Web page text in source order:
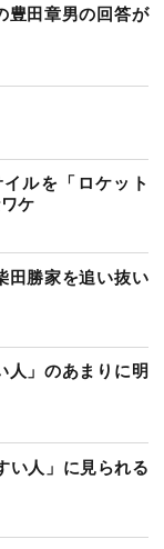
豊田章男の回答が
ルを「ロケット
ケ
勝家を追い抜い
人」のあまりに明
い人」に見られる